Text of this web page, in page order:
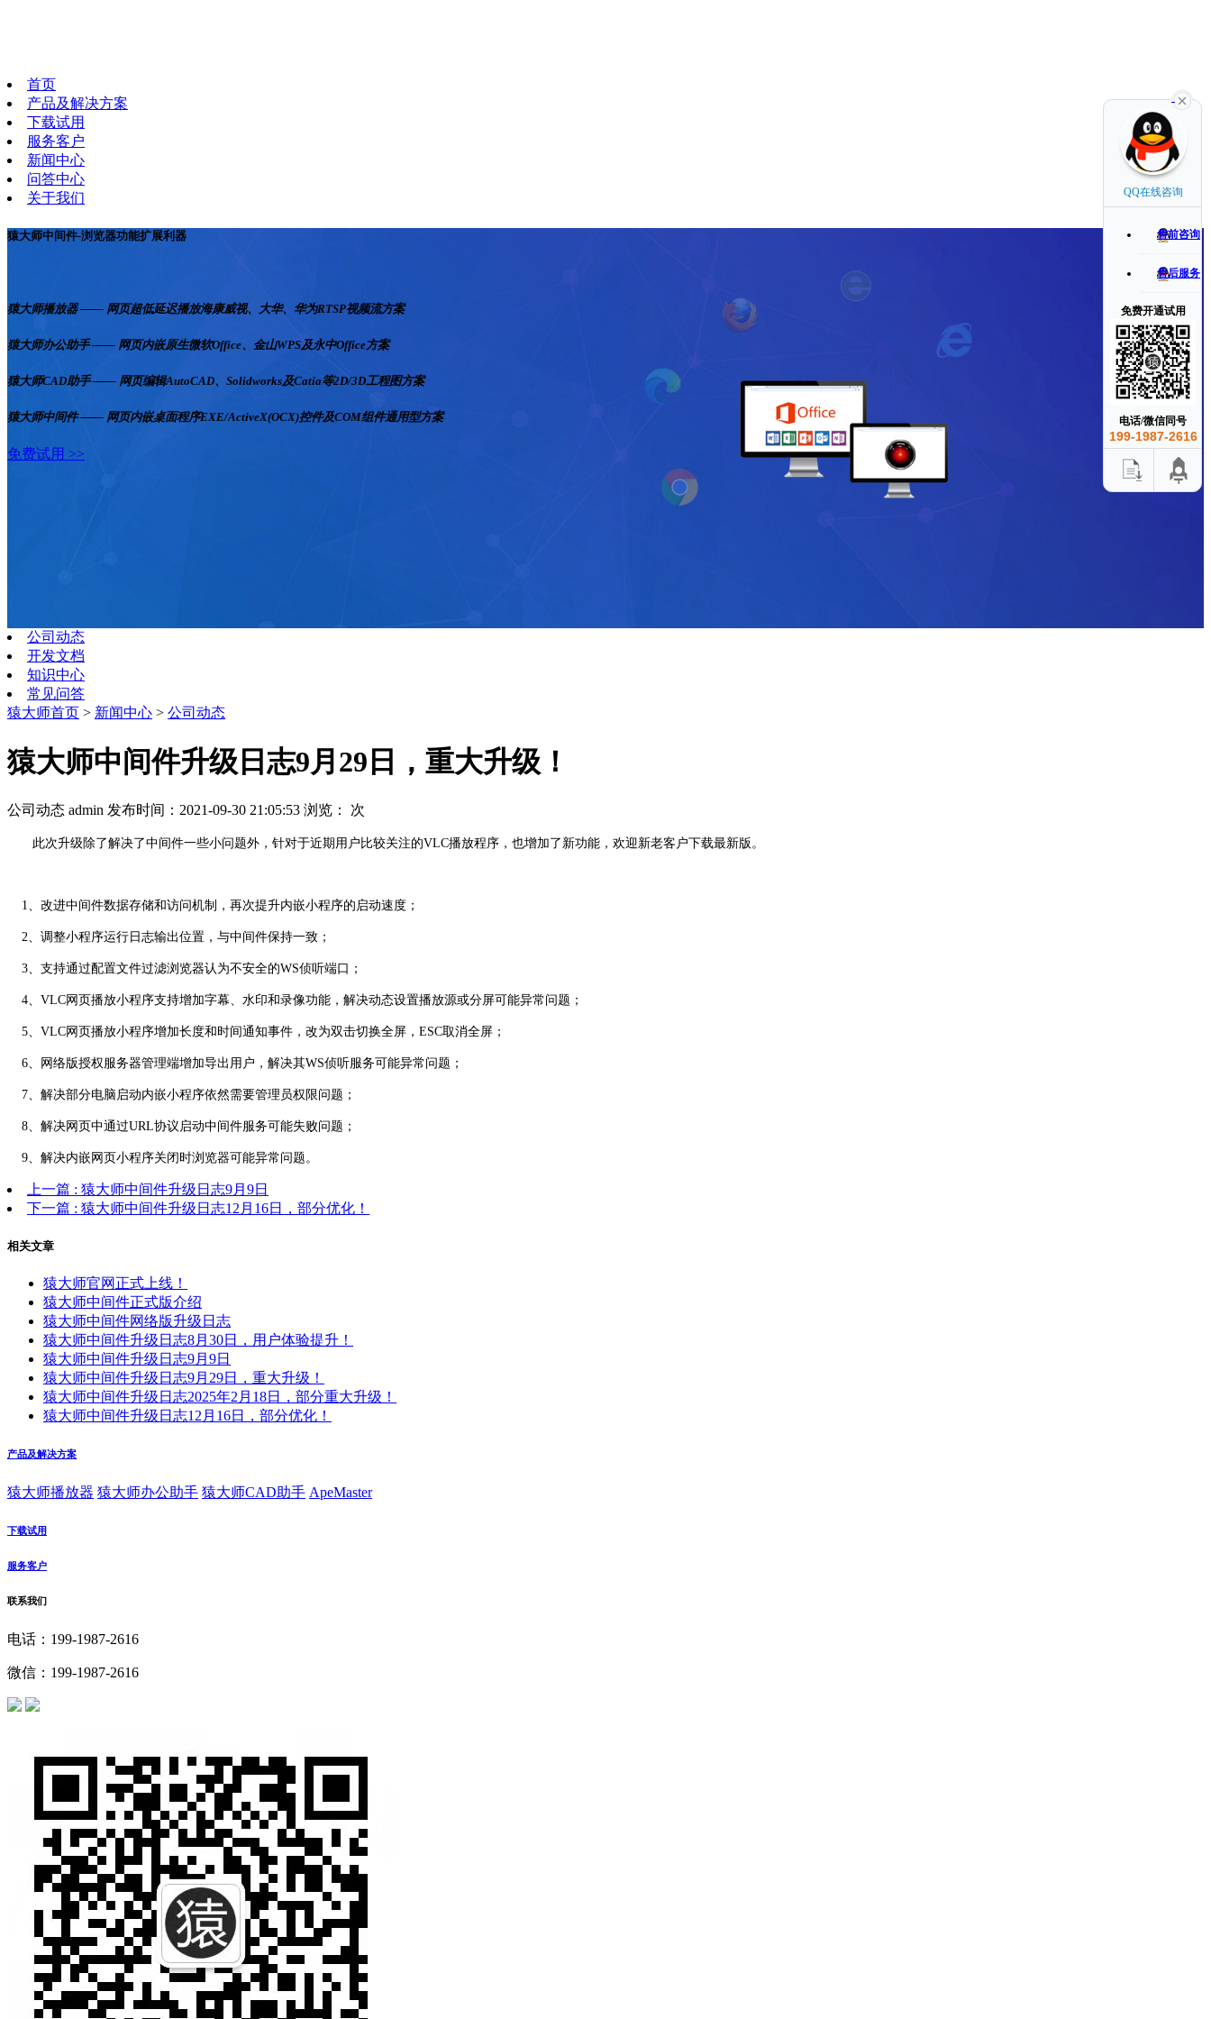
首页
产品及解决方案
下载试用
服务客户
新闻中心
问答中心
关于我们
猿大师中间件-浏览器功能扩展利器
猿大师播放器 —— 网页超低延迟播放海康威视、大华、华为RTSP视频流方案
猿大师办公助手 —— 网页内嵌原生微软Office、金山WPS及永中Office方案
猿大师CAD助手 —— 网页编辑AutoCAD、Solidworks及Catia等2D/3D工程图方案
猿大师中间件 —— 网页内嵌桌面程序EXE/ActiveX(OCX)控件及COM组件通用型方案
免费试用 >>
公司动态
开发文档
知识中心
常见问答
猿大师首页 > 新闻中心 > 公司动态
猿大师中间件升级日志9月29日，重大升级！
公司动态 admin 发布时间：2021-09-30 21:05:53 浏览： 次
此次升级除了解决了中间件一些小问题外，针对于近期用户比较关注的VLC播放程序，也增加了新功能，欢迎新老客户下载最新版。
1、改进中间件数据存储和访问机制，再次提升内嵌小程序的启动速度；
2、调整小程序运行日志输出位置，与中间件保持一致；
3、支持通过配置文件过滤浏览器认为不安全的WS侦听端口；
4、VLC网页播放小程序支持增加字幕、水印和录像功能，解决动态设置播放源或分屏可能异常问题；
5、VLC网页播放小程序增加长度和时间通知事件，改为双击切换全屏，ESC取消全屏；
6、网络版授权服务器管理端增加导出用户，解决其WS侦听服务可能异常问题；
7、解决部分电脑启动内嵌小程序依然需要管理员权限问题；
8、解决网页中通过URL协议启动中间件服务可能失败问题；
9、解决内嵌网页小程序关闭时浏览器可能异常问题。
上一篇 : 猿大师中间件升级日志9月9日
下一篇 : 猿大师中间件升级日志12月16日，部分优化！
相关文章
猿大师官网正式上线！
猿大师中间件正式版介绍
猿大师中间件网络版升级日志
猿大师中间件升级日志8月30日，用户体验提升！
猿大师中间件升级日志9月9日
猿大师中间件升级日志9月29日，重大升级！
猿大师中间件升级日志2025年2月18日，部分重大升级！
猿大师中间件升级日志12月16日，部分优化！
产品及解决方案
猿大师播放器 猿大师办公助手 猿大师CAD助手 ApeMaster
下载试用
服务客户
联系我们
电话：199-1987-2616
微信：199-1987-2616
QQ在线咨询
售前咨询
售后服务
免费开通试用
电话/微信同号
199-1987-2616